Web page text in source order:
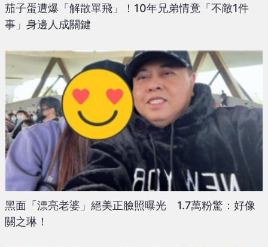
茄子蛋遭爆「解散單飛」！10年兄弟情竟「不敵1件
事」身邊人成關鍵
黑面「漂亮老婆」絕美正臉照曝光 1.7萬粉驚：好像
關之琳！